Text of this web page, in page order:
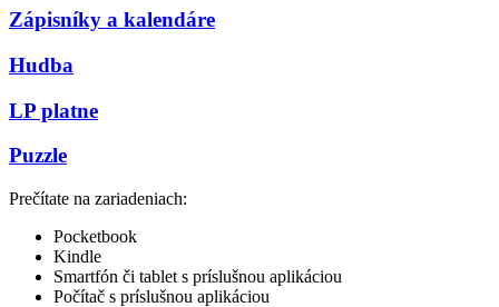
Zápisníky a kalendáre
Hudba
LP platne
Puzzle
Prečítate na zariadeniach:
Pocketbook
Kindle
Smartfón či tablet s príslušnou aplikáciou
Počítač s príslušnou aplikáciou